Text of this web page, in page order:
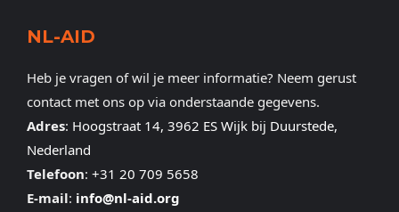
NL-AID
Heb je vragen of wil je meer informatie? Neem gerust
contact met ons op via onderstaande gegevens.
Adres: Hoogstraat 14, 3962 ES Wijk bij Duurstede,
Nederland
Telefoon: +31 20 709 5658
E-mail: info@nl-aid.org